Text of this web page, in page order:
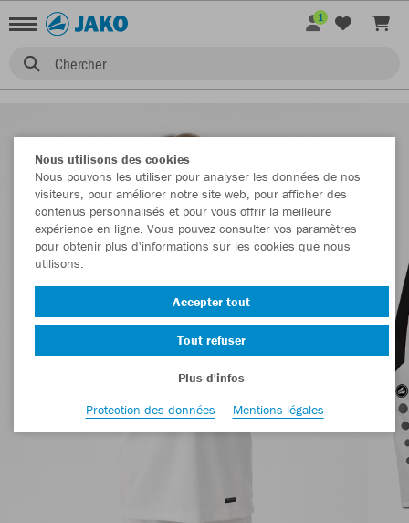
Chercher
1
Nous utilisons des cookies
Nous pouvons les utiliser pour analyser les données de nos
visiteurs, pour améliorer notre site web, pour afficher des
contenus personnalisés et pour vous offrir la meilleure
expérience en ligne. Vous pouvez consulter vos paramètres
pour obtenir plus d'informations sur les cookies que nous
utilisons.
Accepter tout
Tout refuser
Plus d'infos
Protection des données
Mentions légales